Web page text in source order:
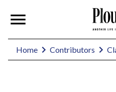
Home Contributors